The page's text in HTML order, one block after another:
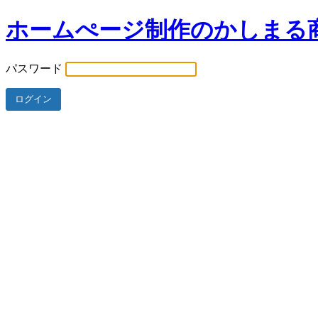
ホームぺージ制作のかしまる
パスワード